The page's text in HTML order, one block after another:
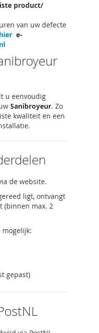
product/
van uw defecte
e-
u eenvoudig
Sanibroyeur. Zo
kwaliteit en een
de website.
ligt, ontvangt
(binnen max. 2
gepast)